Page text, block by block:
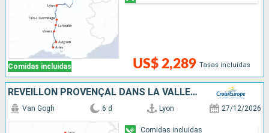
Comidas incluidas US$ 2,289 Tasas incluidas
RÉVEILLON PROVENÇAL DANS LA VALLÉE DU RHÔNE
Van Gogh 6 d Lyon 27/12/2026
Comidas incluidas